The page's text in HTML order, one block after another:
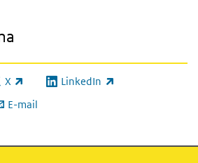
X link) LinkedIn
(externe link)
E-mail